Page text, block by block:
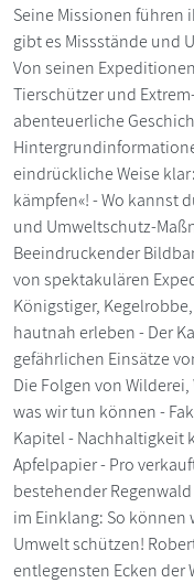
Seine Missionen führen
gibt es Missstände und
Von seinen
Tierschützer und
abenteuerliche
eindrückliche Weise
kämpfen«! - Wo kannst
und Umweltschutz-
Beeindruckender
von spektakulären
Königstiger,
hautnah erleben - Der
gefährlichen Einsätze
Die Folgen von
was wir tun können -
Kapitel - Nachhaltigkeit
Apfelpapier - Pro
bestehender
im Einklang: So
Umwelt schützen!
entlegensten Ecken der